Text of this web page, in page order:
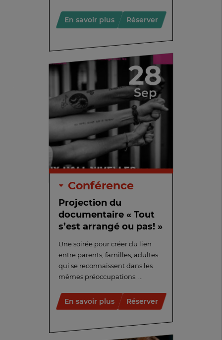
En savoir plus Réserver
28
Sep
Conférence
Projection du
documentaire « Tout
s’est arrangé ou pas! »
Une soirée pour créer du lien
entre parents, familles, adultes
qui se reconnaissent dans les
mêmes préoccupations. ...
En savoir plus Réserver